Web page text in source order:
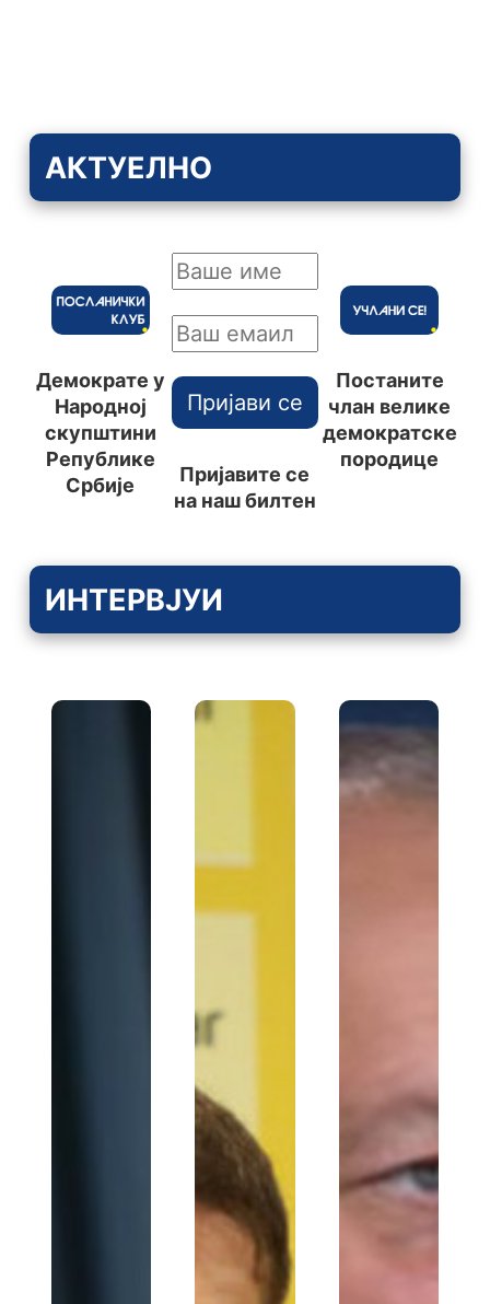
АКТУЕЛНО
Демократе у
Народној
скупштини
Републике
Србије
Пријави се
Пријавите се
на наш билтен
Постаните
члан велике
демократске
породице
ИНТЕРВЈУИ